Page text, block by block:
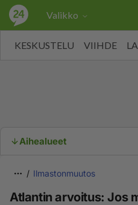
Valikko
KESKUSTELU VIIHDE
Aihealueet
Ilmastonmuutos
Atlantin arvoitus: Jos